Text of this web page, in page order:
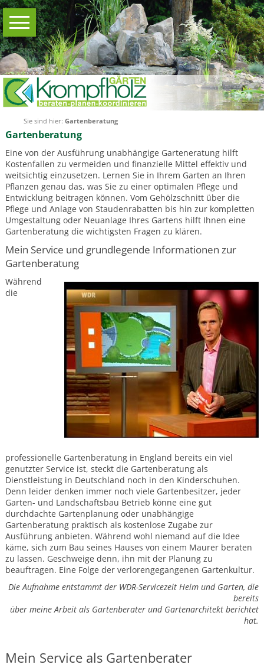
Sie sind hier: Gartenberatung
Navigation
überspringen
home
Gartenberatung
Gartenberatung
Service
Kosten
Informationen
Leistungsprofil
Gartenplanung
Gartenplanung
Service
Gartenplan
Bepflanzungsplan
Informationen
Projekte
Kleine
Kleiner
schmaler
Garten
Langer,
schmaler
Reihenhausgarten
Gärten
Pflegeleichter
Wohngarten
barrierefreier
altersgerechter
Garten
mit
Schwimmteich
Große
Gärten
Barrierefreier
Garten
Garten
am
Hang
Vorgärten
Moderner
Vorgarten
Barrierefreier
Vorgarten
Gartenberatung
Eine von der Ausführung unabhängige Garteneratung hilft
Kostenfallen zu vermeiden und finanzielle Mittel effektiv und
weitsichtig einzusetzen. Lernen Sie in Ihrem Garten an Ihren
Pflanzen genau das, was Sie zu einer optimalen Pflege und
Entwicklung beitragen können. Vom Gehölzschnitt über die
Pflege und Anlage von Staudenrabatten bis hin zur kompletten
Umgestaltung oder Neuanlage Ihres Gartens hilft Ihnen eine
Gartenberatung die wichtigsten Fragen zu klären.
Mein Service und grundlegende Informationen zur
Gartenberatung
Während
die
professionelle Gartenberatung in England bereits ein viel
genutzter Service ist, steckt die Gartenberatung als
Dienstleistung in Deutschland noch in den Kinderschuhen.
Denn leider denken immer noch viele Gartenbesitzer, jeder
Garten- und Landschaftsbau Betrieb könne eine gut
durchdachte Gartenplanung oder unabhängige
Gartenberatung praktisch als kostenlose Zugabe zur
Ausführung anbieten. Während wohl niemand auf die Idee
käme, sich zum Bau seines Hauses von einem Maurer beraten
zu lassen. Geschweige denn, ihn mit der Planung zu
beauftragen. Eine Folge der verlorengegangenen Gartenkultur.
Die Aufnahme entstammt der WDR-Servicezeit Heim und Garten, die
bereits
über meine Arbeit als Gartenberater und Gartenarchitekt berichtet
hat.
Mein Service als Gartenberater